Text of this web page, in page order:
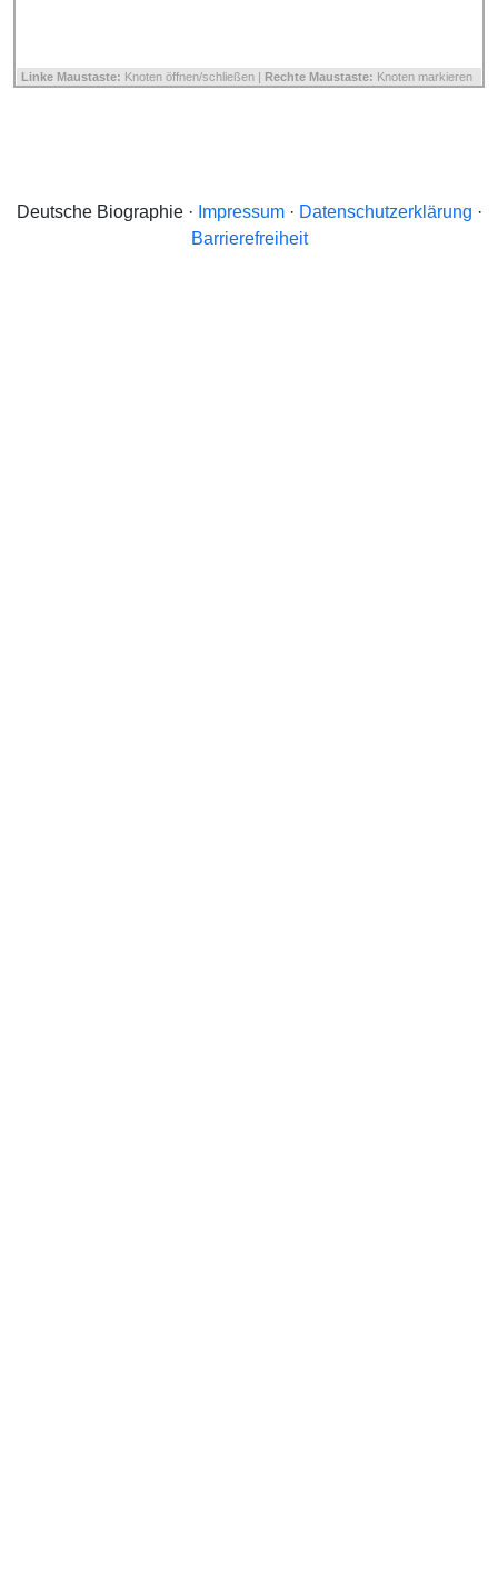
Linke Maustaste: Knoten öffnen/schließen | Rechte Maustaste: Knoten markieren
Deutsche Biographie · Impressum· Datenschutzerklärung ·
Barrierefreiheit